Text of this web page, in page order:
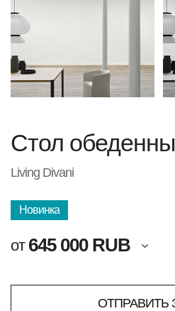
Стол
Living Divani
Новинка
от 645 000 RUB
ОТПРАВИТЬ